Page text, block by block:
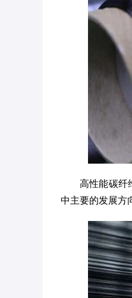
高性能碳纤
中主要的发展方